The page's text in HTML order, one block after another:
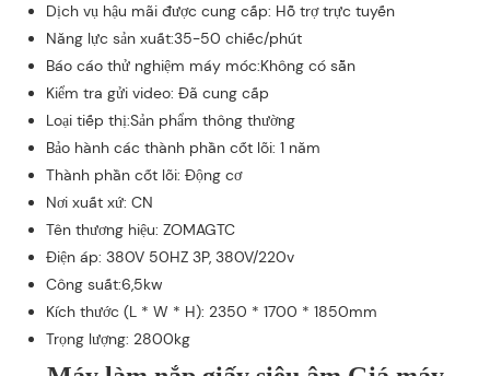
Dịch vụ hậu mãi được cung cấp: Hỗ trợ trực tuyến
Năng lực sản xuất:35-50 chiếc/phút
Báo cáo thử nghiệm máy móc:Không có sẵn
Kiểm tra gửi video: Đã cung cấp
Loại tiếp thị:Sản phẩm thông thường
Bảo hành các thành phần cốt lõi: 1 năm
Thành phần cốt lõi: Động cơ
Nơi xuất xứ: CN
Tên thương hiệu: ZOMAGTC
Điện áp: 380V 50HZ 3P, 380V/220v
Công suất:6,5kw
Kích thước (L * W * H): 2350 * 1700 * 1850mm
Trọng lượng: 2800kg